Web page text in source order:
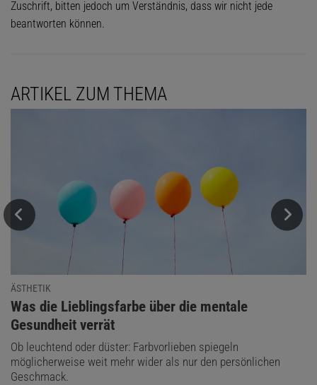
Zuschrift, bitten jedoch um Verständnis, dass wir nicht jede
beantworten können.
ARTIKEL ZUM THEMA
ÄSTHETIK
:
Was die Lieblingsfarbe über die mentale
Gesundheit verrät
Ob leuchtend oder düster: Farbvorlieben spiegeln
möglicherweise weit mehr wider als nur den persönlichen
Geschmack.